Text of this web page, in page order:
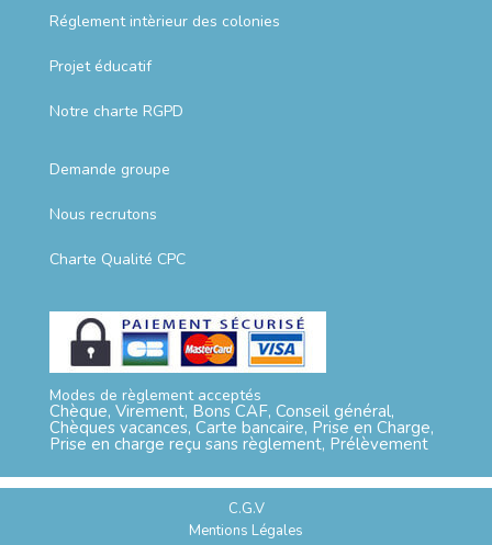
Réglement intèrieur des colonies
Projet éducatif
Notre charte RGPD
Demande groupe
Nous recrutons
Charte Qualité CPC
Modes de règlement acceptés
Chèque, Virement, Bons CAF, Conseil général,
Chèques vacances, Carte bancaire, Prise en Charge,
Prise en charge reçu sans règlement, Prélèvement
C.G.V
Mentions Légales